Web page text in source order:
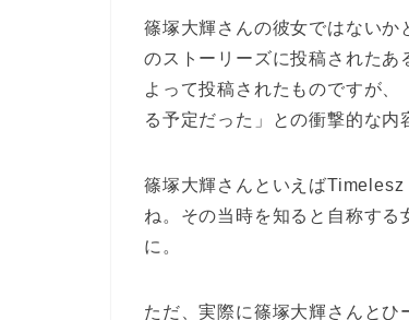
篠塚大輝さんの彼女ではない
のストーリーズに投稿されたあ
よって投稿されたものですが
る予定だった」との衝撃的な内
篠塚大輝さんといえば
ね。その当時を知ると自称す
に。
ただ、実際に篠塚大輝さんと